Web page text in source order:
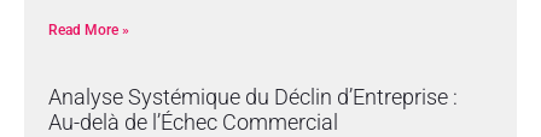
Read More »
Analyse Systémique du Déclin d’Entreprise :
Au-delà de l’Échec Commercial